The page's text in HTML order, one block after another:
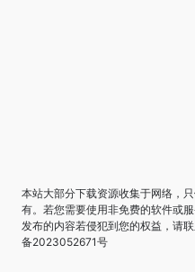
本站大部分下载资源收集于网络，
有。若您需要使用非免费的软件或
发布的内容若侵犯到您的权益，请
备2023052671号